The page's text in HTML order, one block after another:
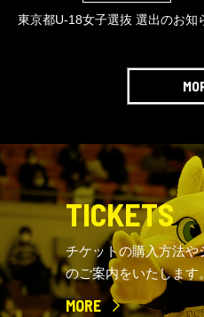
東京都U-18女子選抜 選出のお知
TICKETS
チケットの購入方法や
のご案内をいたします。
MORE